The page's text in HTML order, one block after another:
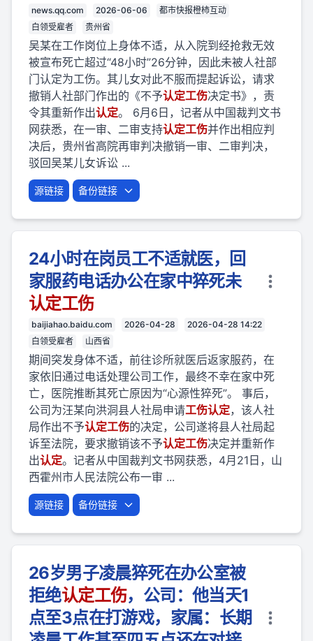
news.qq.com 2026-06-06
都市快报橙柿互动
白领受雇者
贵州省
吴某在工作岗位上身体不适，从入院到经抢救无效
被宣布死亡超过“48小时”26分钟，因此未被人社部
门认定为工伤。其儿女对此不服而提起诉讼，请求
撤销人社部门作出的《不予认定工伤决定书》，责
令其重新作出认定。 6月6日，记者从中国裁判文书
网获悉，在一审、二审支持认定工伤并作出相应判
决后，贵州省高院再审判决撤销一审、二审判决，
驳回吴某儿女诉讼 ...
源链接 备份链接
24小时在岗员工不适就医，回
家服药电话办公在家中猝死未
认定工伤
baijiahao.baidu.com 2026-04-28
2026-04-28 14:22
白领受雇者
山西省
期间突发身体不适，前往诊所就医后返家服药，在
家依旧通过电话处理公司工作，最终不幸在家中死
亡，医院推断其死亡原因为“心源性猝死”。 事后，
公司为汪某向洪洞县人社局申请工伤认定，该人社
局作出不予认定工伤的决定，公司遂将县人社局起
诉至法院，要求撤销该不予认定工伤决定并重新作
出认定。记者从中国裁判文书网获悉，4月21日，山
西霍州市人民法院公布一审 ...
源链接 备份链接
26岁男子凌晨猝死在办公室被
拒绝认定工伤，公司：他当天1
点至3点在打游戏，家属：长期